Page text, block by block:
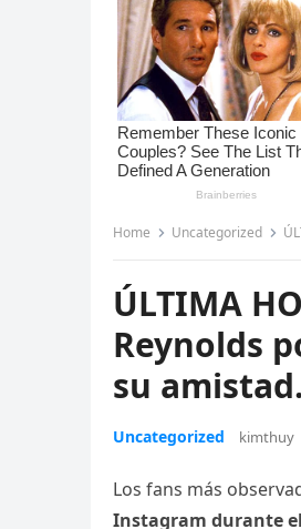
Home Uncategorized
ÚLTIMA
Reynolds
su
Uncategorized kimthuy
Los fans más
Instagram durante